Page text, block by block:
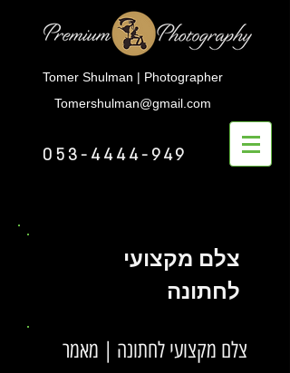
Tomer Shulman | Photographer
Tomershulman@gmail.com
053-4444-949
צלם מקצועי
לחתונה
צלם מקצועי לחתונה | מאמר